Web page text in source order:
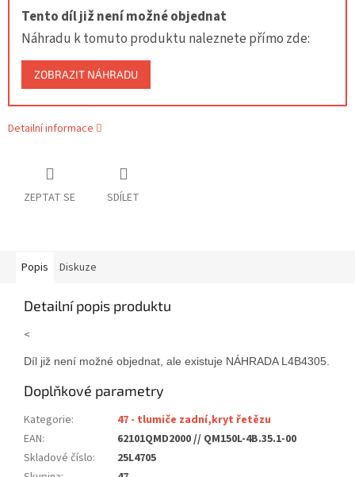
Tento díl již není možné objednat
Náhradu k tomuto produktu naleznete přímo zde:
ZOBRAZIT NÁHRADU
Detailní informace
ZEPTAT SE SDÍLET
Popis Diskuze
Detailní popis produktu
<
Díl již není možné objednat, ale existuje NÁHRADA L4B4305.
Doplňkové parametry
Kategorie:
47 - tlumiče zadní,kryt řetězu
EAN:
62101QMD2000 // QM150L-4B.35.1-00
Skladové číslo:
25L4705